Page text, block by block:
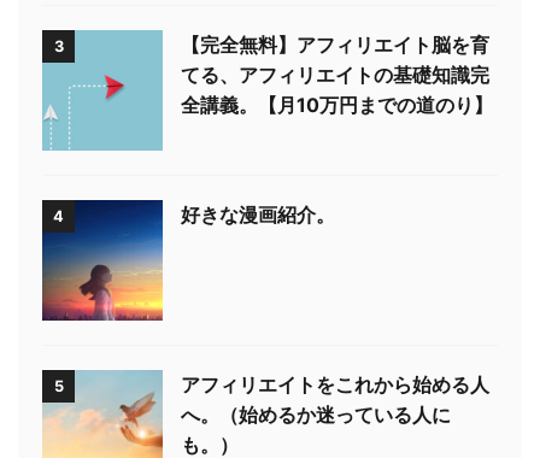
3
【完全無料】アフィリエイト脳を育
てる、アフィリエイトの基礎知識完
全講義。【月10万円までの道のり】
4 好きな漫画紹介。
5
アフィリエイトをこれから始める人
へ。（始めるか迷っている人に
も。）